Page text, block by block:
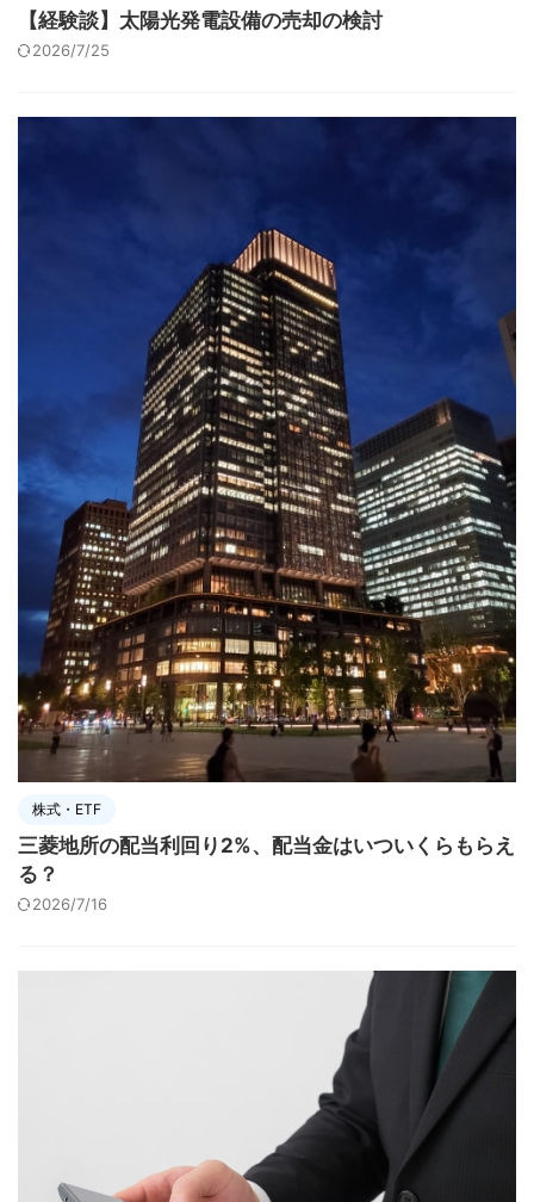
【経験談】太陽光発電設備の売却の検討
2026/7/25
株式・ETF
三菱地所の配当利回り2%、配当金はいついくらもらえ
る？
2026/7/16